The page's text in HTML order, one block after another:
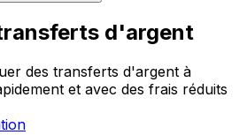
d'argent
des transferts d'argent à
et avec des frais réduits